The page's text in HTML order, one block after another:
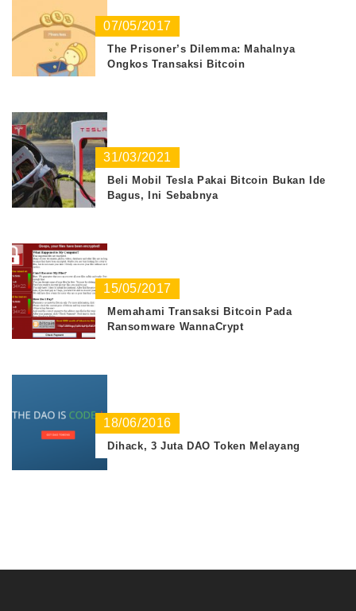
07/05/2017
The Prisoner’s Dilemma: Mahalnya
Ongkos Transaksi Bitcoin
31/03/2021
Beli Mobil Tesla Pakai Bitcoin Bukan Ide
Bagus, Ini Sebabnya
15/05/2017
Memahami Transaksi Bitcoin Pada
Ransomware WannaCrypt
18/06/2016
Dihack, 3 Juta DAO Token Melayang